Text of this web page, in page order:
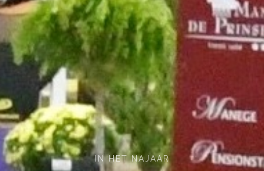
IN HET NAJAAR